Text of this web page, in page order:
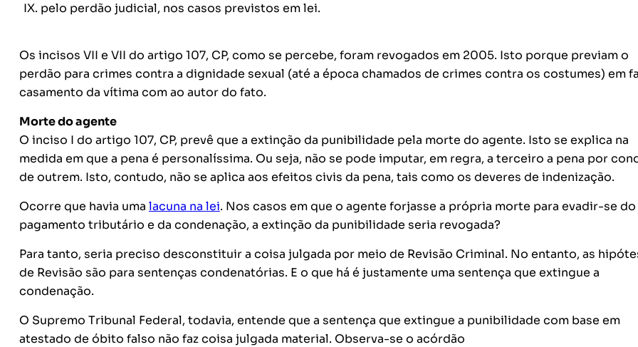
pelo perdão judicial, nos casos previstos em lei.
Os incisos VII e VII do artigo 107, CP, como se percebe, foram revogados em 2005. Isto porque previam o
perdão para crimes contra a dignidade sexual (até a época chamados de crimes contra os costumes) em
casamento da vítima com ao autor do fato.
Morte do agente
O inciso I do artigo 107, CP, prevê que a extinção da punibilidade pela morte do agente. Isto se explica na
medida em que a pena é personalíssima. Ou seja, não se pode imputar, em regra, a terceiro a pena por
de outrem. Isto, contudo, não se aplica aos efeitos civis da pena, tais como os deveres de indenização.
Ocorre que havia uma lacuna na lei. Nos casos em que o agente forjasse a própria morte para evadir-se do
pagamento tributário e da condenação, a extinção da punibilidade seria revogada?
Para tanto, seria preciso desconstituir a coisa julgada por meio de Revisão Criminal. No entanto, as
de Revisão são para sentenças condenatórias. E o que há é justamente uma sentença que extingue a
condenação.
O Supremo Tribunal Federal, todavia, entende que a sentença que extingue a punibilidade com base em
atestado de óbito falso não faz coisa julgada material. Observa-se o acórdão